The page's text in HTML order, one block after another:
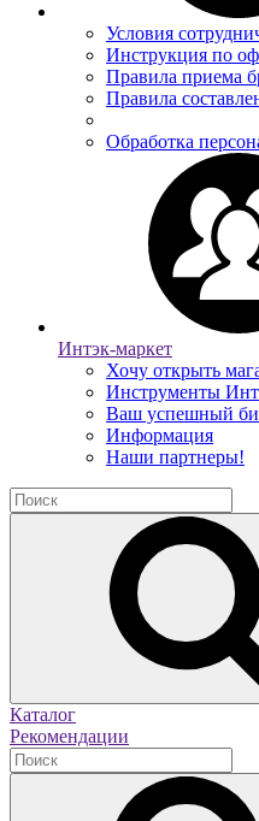
Условия
Инструкция по
Правила приема
Правила
Обработка
Интэк-маркет
Хочу открыть
Инструменты
Ваш успешный
Информация
Наши партнеры!
Каталог
Рекомендации